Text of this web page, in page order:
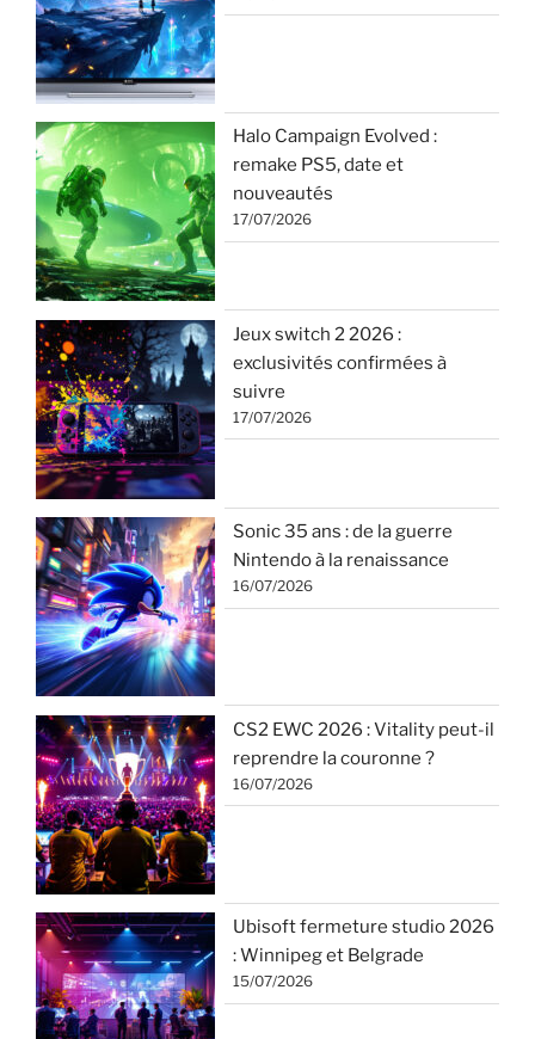
Halo Campaign Evolved :
remake PS5, date et
nouveautés
17/07/2026
Jeux switch 2 2026 :
exclusivités confirmées à
suivre
17/07/2026
Sonic 35 ans : de la guerre
Nintendo à la renaissance
16/07/2026
CS2 EWC 2026 : Vitality peut-il
reprendre la couronne ?
16/07/2026
Ubisoft fermeture studio 2026
: Winnipeg et Belgrade
15/07/2026